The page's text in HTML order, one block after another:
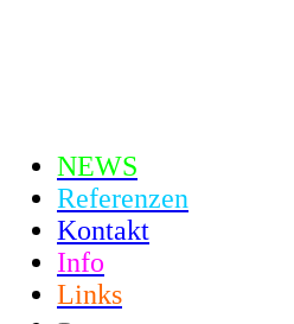
NEWS
Referenzen
Kontakt
Info
Links